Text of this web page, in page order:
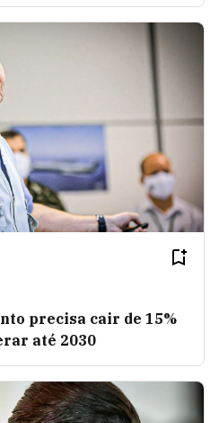
precisa cair de 15%
até 2030